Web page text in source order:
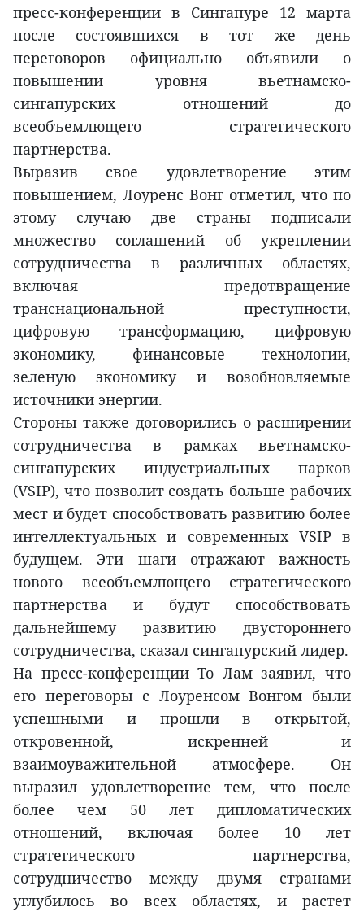
пресс-конференции в Сингапуре 12 марта
после состоявшихся в тот же день
переговоров официально объявили о
повышении уровня вьетнамско-
сингапурских отношений до
всеобъемлющего стратегического
партнерства.
Выразив свое удовлетворение этим
повышением, Лоуренс Вонг отметил, что по
этому случаю две страны подписали
множество соглашений об укреплении
сотрудничества в различных областях,
включая предотвращение
транснациональной преступности,
цифровую трансформацию, цифровую
экономику, финансовые технологии,
зеленую экономику и возобновляемые
источники энергии.
Стороны также договорились о расширении
сотрудничества в рамках вьетнамско-
сингапурских индустриальных парков
(VSIP), что позволит создать больше рабочих
мест и будет способствовать развитию более
интеллектуальных и современных VSIP в
будущем. Эти шаги отражают важность
нового всеобъемлющего стратегического
партнерства и будут способствовать
дальнейшему развитию двустороннего
сотрудничества, сказал сингапурский лидер.
На пресс-конференции То Лам заявил, что
его переговоры с Лоуренсом Вонгом были
успешными и прошли в открытой,
откровенной, искренней и
взаимоуважительной атмосфере. Он
выразил удовлетворение тем, что после
более чем 50 лет дипломатических
отношений, включая более 10 лет
стратегического партнерства,
сотрудничество между двумя странами
углубилось во всех областях, и растет